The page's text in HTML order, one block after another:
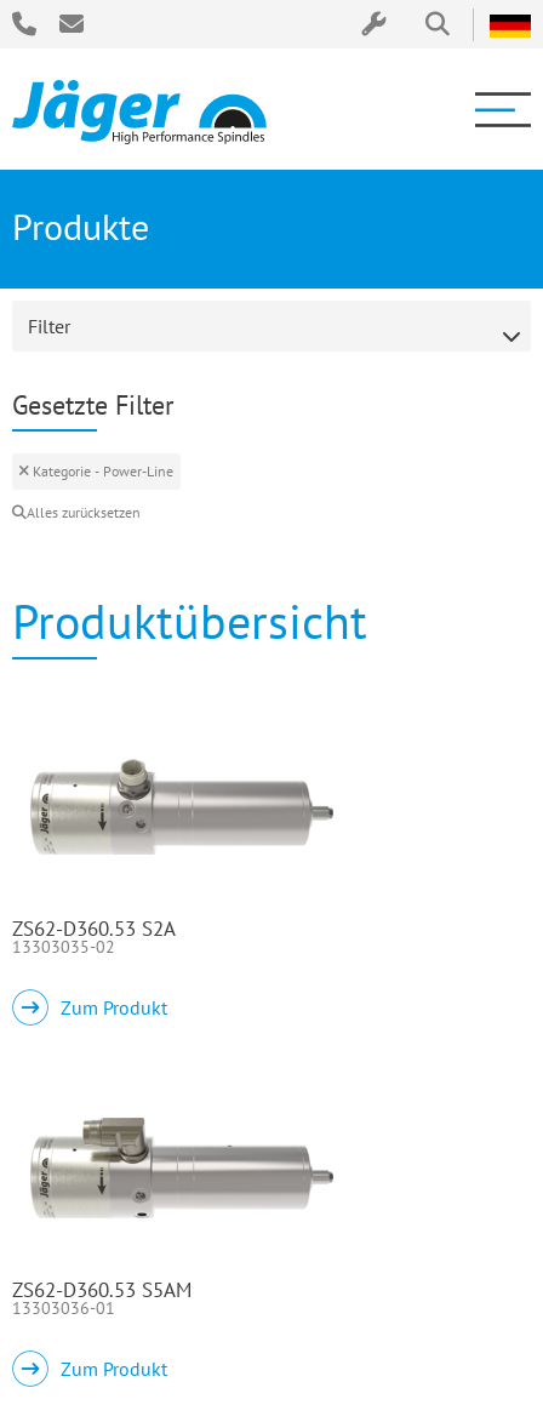
Produkte
Filter
Gesetzte Filter
Kategorie - Power-Line
Alles zurücksetzen
Produktübersicht
ZS62-D360.53 S2A
13303035-02
Zum Produkt
ZS62-D360.53 S5AM
13303036-01
Zum Produkt